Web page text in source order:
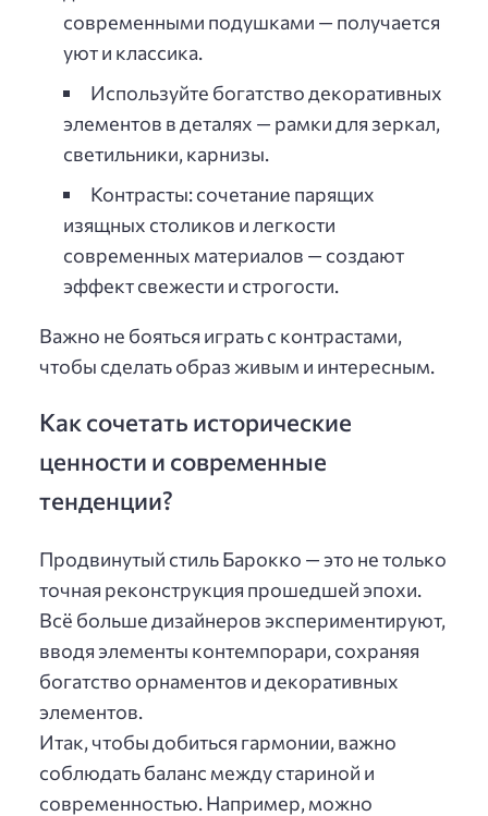
современными подушками — получается
уют и классика.
Используйте богатство декоративных
элементов в деталях — рамки для зеркал,
светильники, карнизы.
Контрасты: сочетание парящих
изящных столиков и легкости
современных материалов — создают
эффект свежести и строгости.
Важно не бояться играть с контрастами,
чтобы сделать образ живым и интересным.
Как сочетать исторические
ценности и современные
тенденции?
Продвинутый стиль Барокко — это не только
точная реконструкция прошедшей эпохи.
Всё больше дизайнеров экспериментируют,
вводя элементы контемпорари, сохраняя
богатство орнаментов и декоративных
элементов.
Итак, чтобы добиться гармонии, важно
соблюдать баланс между стариной и
современностью. Например, можно